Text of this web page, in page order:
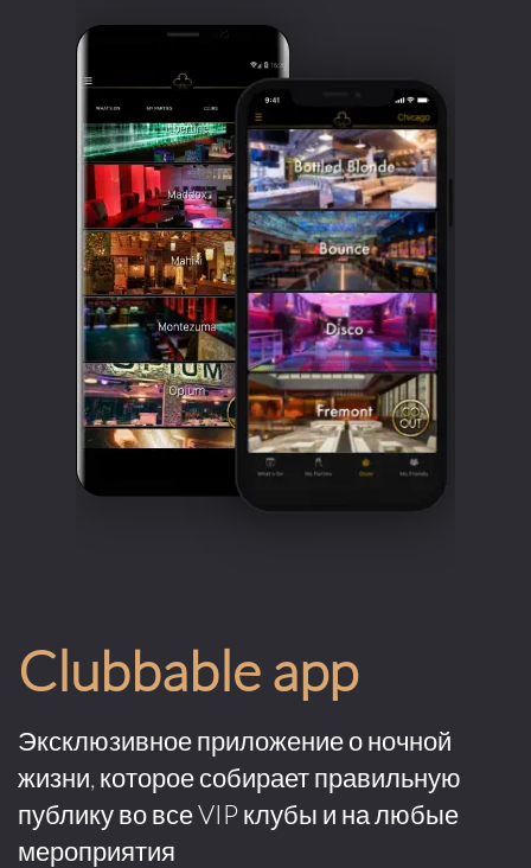
Clubbable app
Эксклюзивное приложение о ночной
жизни, которое собирает правильную
публику во все VIP клубы и на любые
мероприятия